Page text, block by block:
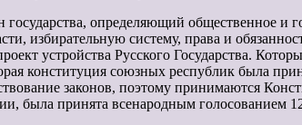
определяющий общественное и
избирательную систему, права и
устройства Русского Государства.
конституция союзных республик была
законов, поэтому принимаются
была принята всенародным голосованием